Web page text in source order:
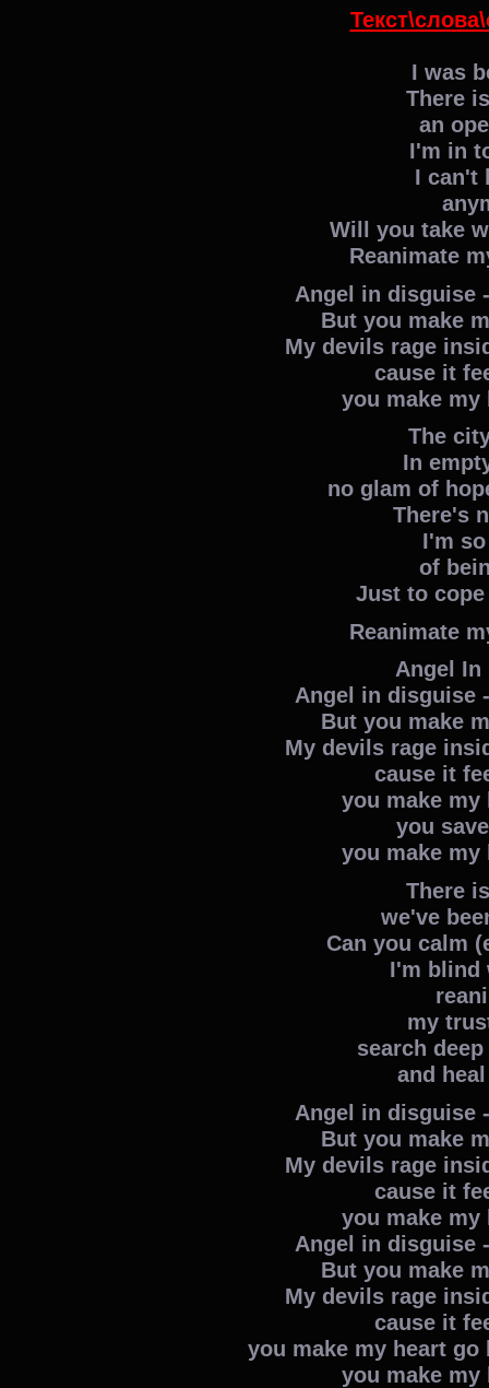
I was
There
an
I'm in
I can't
Will you take
Reanimate
Angel in disguise
But you make
My devils rage
cause it
you make
The
In
no glam of
There's
I'm
of
Just to
Reanimate
Angel In
Angel in disguise
But you make
My devils rage
cause it
you make
you
you make
There
we've
Can you calm
I'm blind
my
search
and
Angel in disguise
But you make
My devils rage
cause it
you make
Angel in disguise
But you make
My devils rage
cause it
you make my heart
you make